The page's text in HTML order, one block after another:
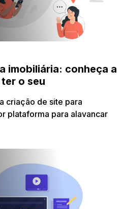
imobiliária: conheça a
o seu
criação de site para
plataforma para alavancar